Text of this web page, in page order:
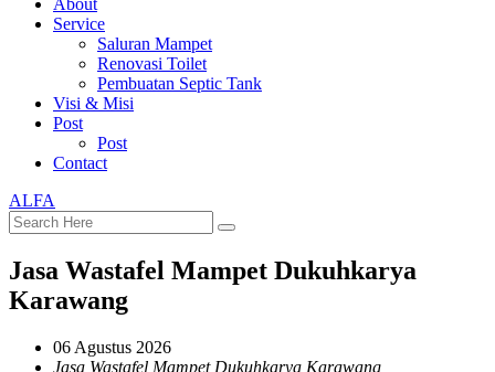
About
Service
Saluran Mampet
Renovasi Toilet
Pembuatan Septic Tank
Visi & Misi
Post
Post
Contact
ALFA
Jasa Wastafel Mampet Dukuhkarya
Karawang
06 Agustus 2026
Jasa Wastafel Mampet Dukuhkarya Karawang